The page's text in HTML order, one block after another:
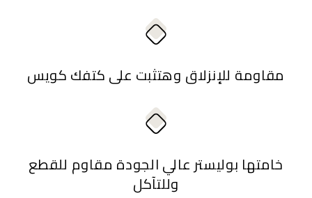
مقاومة للإنزلاق وهتثبت على كتفك كويس
خامتها بوليستر عالي الجودة مقاوم للقطع
وللتآكل